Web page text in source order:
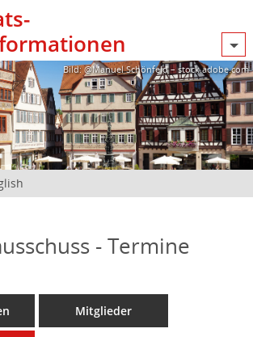
Bild: @Manuel Schönfeld – stock.adobe.com
- Termine
Mitglieder